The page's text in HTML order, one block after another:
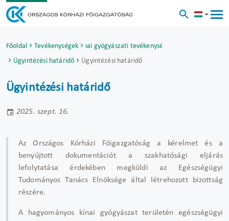
Főoldal Tevékenységek
Hagyományos kínai gyógyászati tevékenység engedélyezése
Ügyintézési határidő
Ügyintézési határidő
Ügyintézési határidő
2025. szept. 16.
Az Országos Kórházi Főigazgatóság a kérelmet és a
benyújtott dokumentációt a szakhatósági eljárás
lefolytatása érdekében megküldi az Egészségügyi
Tudományos Tanács Elnöksége által létrehozott bizottság
részére.
A hagyományos kínai gyógyászat területén egészségügyi